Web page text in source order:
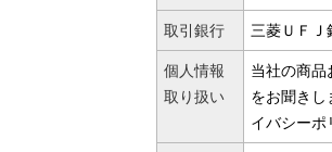
取引銀行 三菱ＵＦ
個人情報
取り扱い
当社の商品
をお聞きし
イバシーポ